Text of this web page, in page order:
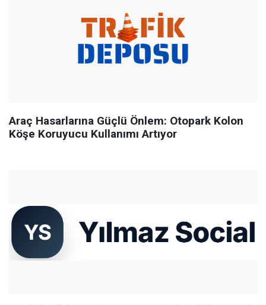
Araç Hasarlarına Güçlü Önlem: Otopark Kolon
Köşe Koruyucu Kullanımı Artıyor